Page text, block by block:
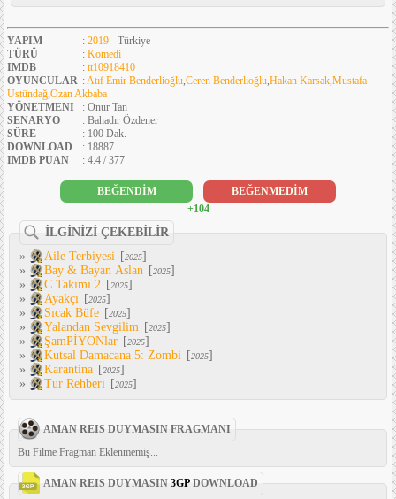
YAPIM : 2019 - Türkiye
TÜRÜ
: Komedi
IMDB
: tt10918410
OYUNCULAR :Atıf Emir Benderlioğlu,Ceren Benderlioğlu,Hakan Karsak,Mustafa
Üstündağ,Ozan Akbaba
YÖNETMENI
: Onur Tan
SENARYO
: Bahadır Özdener
SÜRE
: 100 Dak.
DOWNLOAD
: 18887
IMDB PUAN
: 4.4 / 377
BEĞENDİM
BEĞENMEDİM
+104
İLGİNİZİ ÇEKEBİLİR
»
Aile Terbiyesi [2025]
»
Bay & Bayan Aslan [2025]
»
C Takımı 2 [2025]
»
Ayakçı [2025]
»
Sıcak Büfe [2025]
»
Yalandan Sevgilim [2025]
»
ŞamPİYONlar [2025]
»
Kutsal Damacana 5: Zombi [2025]
»
Karantina [2025]
»
Tur Rehberi [2025]
AMAN REIS DUYMASIN FRAGMANI
Bu Filme Fragman Eklenmemiş...
AMAN REIS DUYMASIN 3GP DOWNLOAD